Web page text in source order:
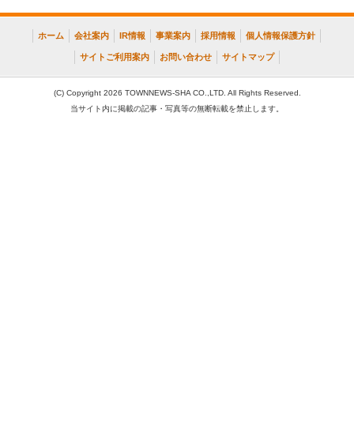
ホーム 会社案内 IR情報 事業案内 採用情報 個人情報保護方針
サイトご利用案内 お問い合わせ サイトマップ
(C) Copyright 2026 TOWNNEWS-SHA CO.,LTD. All Rights Reserved.
当サイト内に掲載の記事・写真等の無断転載を禁止します。